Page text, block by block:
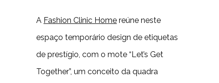
A Fashion Clinic Home reúne neste
espaço temporário design de etiquetas
de prestígio, com o mote “Let’s Get
Together”, um conceito da quadra